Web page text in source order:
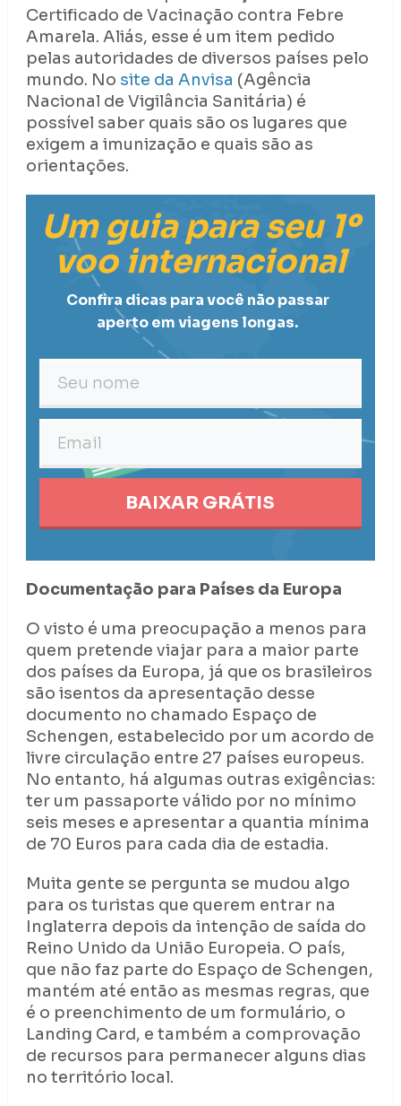
Certificado de Vacinação contra Febre
Amarela. Aliás, esse é um item pedido
pelas autoridades de diversos países pelo
mundo. No site da Anvisa (Agência
Nacional de Vigilância Sanitária) é
possível saber quais são os lugares que
exigem a imunização e quais são as
orientações.
Um guia para seu 1º
voo internacional
Confira dicas para você não passar
aperto em viagens longas.
BAIXAR GRÁTIS
Documentação para Países da Europa
O visto é uma preocupação a menos para
quem pretende viajar para a maior parte
dos países da Europa, já que os brasileiros
são isentos da apresentação desse
documento no chamado Espaço de
Schengen, estabelecido por um acordo de
livre circulação entre 27 países europeus.
No entanto, há algumas outras exigências:
ter um passaporte válido por no mínimo
seis meses e apresentar a quantia mínima
de 70 Euros para cada dia de estadia.
Muita gente se pergunta se mudou algo
para os turistas que querem entrar na
Inglaterra depois da intenção de saída do
Reino Unido da União Europeia. O país,
que não faz parte do Espaço de Schengen,
mantém até então as mesmas regras, que
é o preenchimento de um formulário, o
Landing Card, e também a comprovação
de recursos para permanecer alguns dias
no território local.